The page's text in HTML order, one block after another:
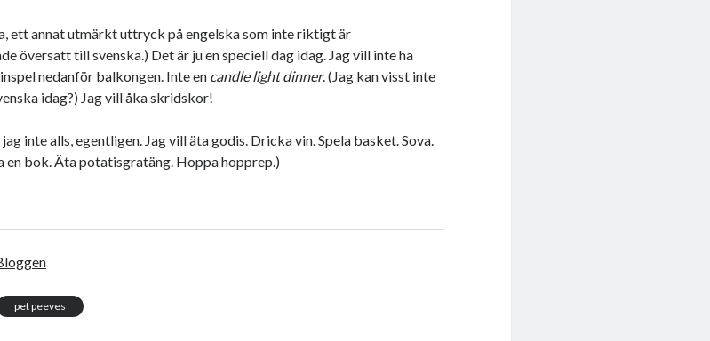
ett annat utmärkt uttryck på engelska som inte riktigt är
översatt till svenska.) Det är ju en speciell dag idag. Jag vill inte ha
nedanför balkongen. Inte en candle light dinner. (Jag kan visst inte
idag?) Jag vill åka skridskor!
inte alls, egentligen. Jag vill äta godis. Dricka vin. Spela basket. Sova.
en bok. Äta potatisgratäng. Hoppa hopprep.)
pet peeves